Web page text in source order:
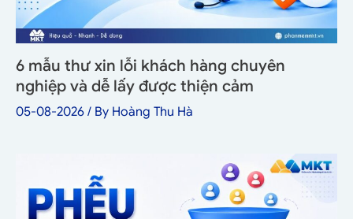
6 mẫu thư xin lỗi khách hàng chuyên
nghiệp và dễ lấy được thiện cảm
05-08-2026 / By Hoàng Thu Hà